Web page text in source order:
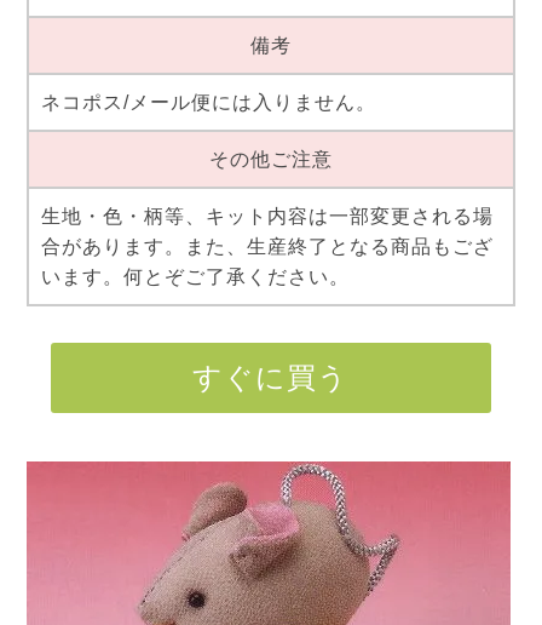
備考
ネコポス/メール便には入りません。
その他ご注意
生地・色・柄等、キット内容は一部変更される場
合があります。また、生産終了となる商品もござ
います。何とぞご了承ください。
すぐに買う